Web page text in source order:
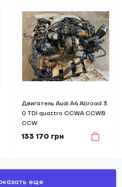
Двигатель Audi A4 Allroad 3.
0 TDI quattro CCWA CCWB
CCW
133 170 грн
еще